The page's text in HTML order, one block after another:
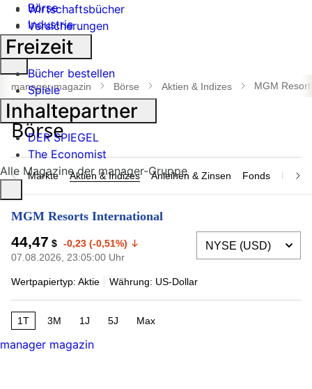
Börse
Industrie
Suche
öffnen
manager magazin Börse Aktien & Indizes MGM
Märkte Aktien & Indizes Anleihen & Zinsen Fonds
MGM Resorts International
44,47 $ -0,23 (-0,51%)
07.08.2026, 23:05:00 Uhr
Wertpapiertyp: Aktie Währung: US-Dollar
1T 3M 1J 5J Max
Wirtschaftsbücher
Versicherungen
Freizeit
Bücher bestellen
Spiele
Inhaltepartner
DER SPIEGEL
The Economist
Alle Magazine der manager-Gruppe
manager magazin